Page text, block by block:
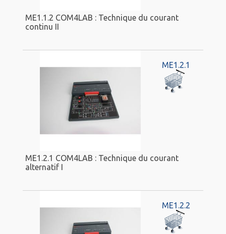
ME1.1.2 COM4LAB : Technique du courant
continu II
ME1.2.1
ME1.2.1 COM4LAB : Technique du courant
alternatif I
ME1.2.2